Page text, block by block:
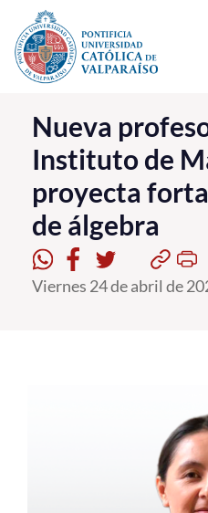
Click acá para ir directamente al
La Universidad
Investigación, Creación e
PUCV Internacional
Vinculación con el Medio
Admisión
Nueva
Instituto de
proyecta
de álgebra
Viernes 24 de abril de